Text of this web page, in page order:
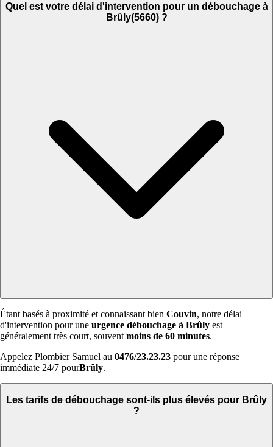
Quel est votre délai d'intervention pour un débouchage à
Brûly(5660) ?
Étant basés à proximité et connaissant bien Couvin, notre délai
d'intervention pour une urgence débouchage à Brûly est
généralement très court, souvent moins de 60 minutes.
Appelez Plombier Samuel au 0476/23.23.23 pour une réponse
immédiate 24/7 pourBrûly.
Les tarifs de débouchage sont-ils plus élevés pour Brûly
?